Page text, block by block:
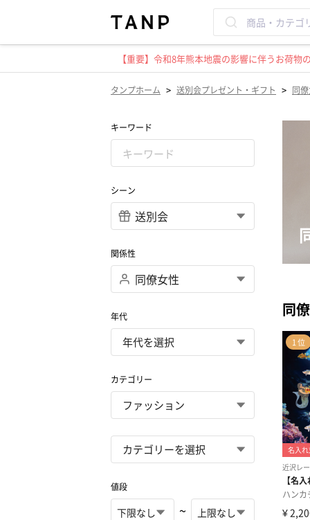
【重要】令和8年熊本地震の影響に伴うお荷
タンプホーム > 送別会プレゼント・ギフト > 同
キーワード
シーン
関係性
年代
カテゴリー
値段
~
同